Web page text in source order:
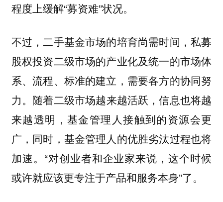
程度上缓解“募资难”状况。
不过，二手基金市场的培育尚需时间，私募
股权投资二级市场的产业化及统一的市场体
系、流程、标准的建立，需要各方的协同努
力。 随着二级市场越来越活跃，信息也将越
来越透明，基金管理人接触到的资源会更
广，同时，基金管理人的优胜劣汰过程也将
加速。“对创业者和企业家来说，这个时候
或许就应该更专注于产品和服务本身”了。